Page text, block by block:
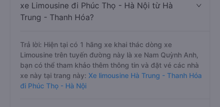
xe Limousine đi Phúc Thọ - Hà Nội từ Hà
Trung - Thanh Hóa?
Trả lời: Hiện tại có 1 hãng xe khai thác dòng xe
Limousine trên tuyến đường này là xe Nam Quỳnh Anh,
bạn có thể tham khảo thêm thông tin và đặt vé các nhà
xe này tại trang này: Xe limousine Hà Trung - Thanh Hóa
đi Phúc Thọ - Hà Nội